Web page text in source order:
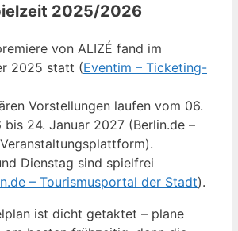
2025/2026
von ALIZÉ fand im
2025 statt (Eventim – Ticketing-
Vorstellungen laufen vom 06.
bis 24. Januar 2027 (Berlin.de –
Dienstag sind spielfrei
– Tourismusportal der Stadt).
ist dicht getaktet – plane